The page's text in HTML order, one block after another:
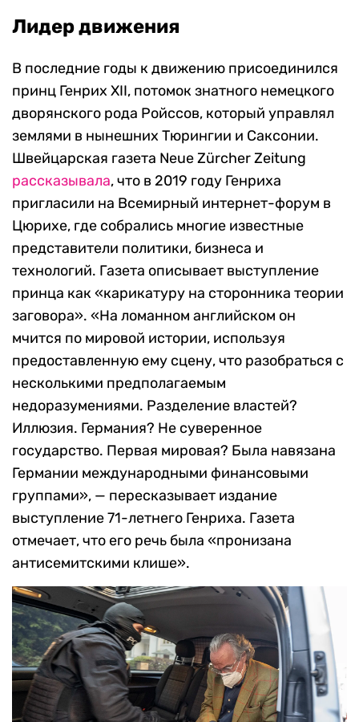
Лидер движения
В последние годы к движению присоединился
принц Генрих XII, потомок знатного немецкого
дворянского рода Ройссов, который управлял
землями в нынешних Тюрингии и Саксонии.
Швейцарская газета Neue Zürcher Zeitung
рассказывала, что в 2019 году Генриха
пригласили на Всемирный интернет-форум в
Цюрихе, где собрались многие известные
представители политики, бизнеса и
технологий. Газета описывает выступление
принца как «карикатуру на сторонника теории
заговора». «На ломанном английском он
мчится по мировой истории, используя
предоставленную ему сцену, что разобраться с
несколькими предполагаемым
недоразумениями. Разделение властей?
Иллюзия. Германия? Не суверенное
государство. Первая мировая? Была навязана
Германии международными финансовыми
группами», — пересказывает издание
выступление 71-летнего Генриха. Газета
отмечает, что его речь была «пронизана
антисемитскими клише».